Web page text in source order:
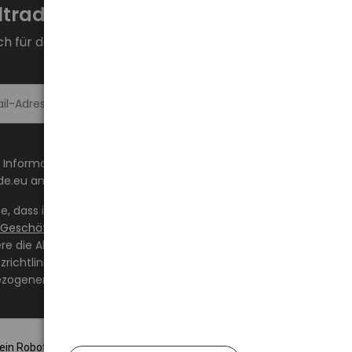
für den Newsletter an und bleiben Sie auf dem
über Neuheiten und Aktionen auf
an die angegebene E-Mail-Adresse erhalten.
dass ich den Inhalt gelesen habe und ihn akzeptiere
die Allgemeinen Geschäftsbedingungen sowie die
und stimme der Verarbeitung meiner
Daten zu den darin angegebenen Bedingungen